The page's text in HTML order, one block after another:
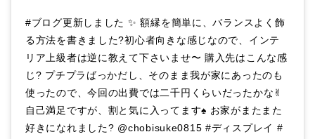
#ブログ更新しました ✨ 額縁を簡単に、バランスよく飾
る方法を書きました?初心者向きな感じなので、インテ
リア上級者は逆に教えて下さいませ〜 購入先はこんな感
じ? プチプラばっかだし、そのまま我が家にあったのも
使ったので、今回の出費では二千円くらいだったかな✌︎
自己満足ですが、割と気に入ってます♠︎ お家がまたまた
好きになれました? @chobisuke0815 #ディスプレイ #